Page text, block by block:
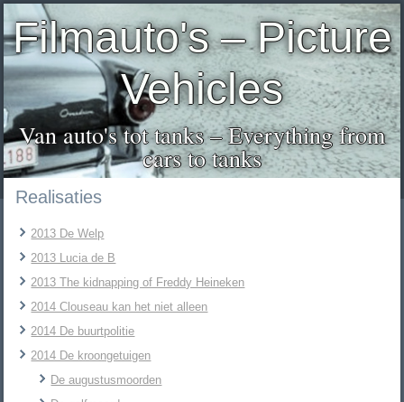
Filmauto's – Picture
Vehicles
Van auto's tot tanks – Everything from
cars to tanks
Realisaties
2013 De Welp
2013 Lucia de B
2013 The kidnapping of Freddy Heineken
2014 Clouseau kan het niet alleen
2014 De buurtpolitie
2014 De kroongetuigen
De augustusmoorden